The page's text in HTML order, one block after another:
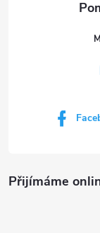
Přijímáme